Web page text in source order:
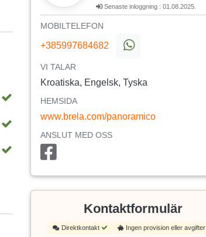
Senaste inloggning : 01.08.2025.
MOBILTELEFON
+385997684682
VI TALAR
Kroatiska, Engelsk, Tyska
HEMSIDA
www.brela.com/panoramico
ANSLUT MED OSS
Kontaktformulär
Direktkontakt Ingen provision eller avgifter